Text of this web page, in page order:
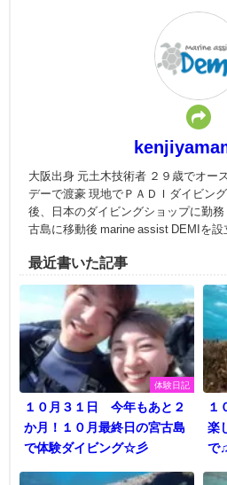
大阪出身 元土木技術者 ２９歳でオー
デーで渡豪 現地でＰＡＤＩダイビン
後、日本のダイビングショップに勤
古島に移動後 marine assist DEMIを設
最近書いた記事
体験日記
１０月３１日 今年もあと２
か月！１０月最終日の宮古島
で体験ダイビング☆彡
１
楽
で